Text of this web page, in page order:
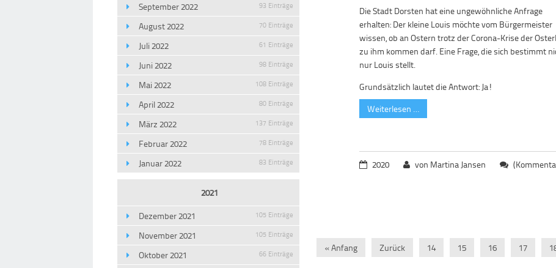
Die Stadt Dorsten hat eine ungewöhnliche Anfrage
erhalten: Der kleine Louis möchte vom Bürgermeister
wissen, ob an Ostern trotz der Corona-Krise der
zu ihm kommen darf. Eine Frage, die sich bestimmt
nur Louis stellt.
Grundsätzlich lautet die Antwort: Ja!
Weiterlesen …
2020 von Martina Jansen
« Anfang Zurück 14 15 16 17
September 2022 93 Einträge
August 2022 70 Einträge
Juli 2022 61 Einträge
Juni 2022 98 Einträge
Mai 2022 108 Einträge
April 2022 80 Einträge
März 2022 137 Einträge
Februar 2022 78 Einträge
Januar 2022 83 Einträge
2021
Dezember 2021
105 Einträge
November 2021 105 Einträge
Oktober 2021 66 Einträge